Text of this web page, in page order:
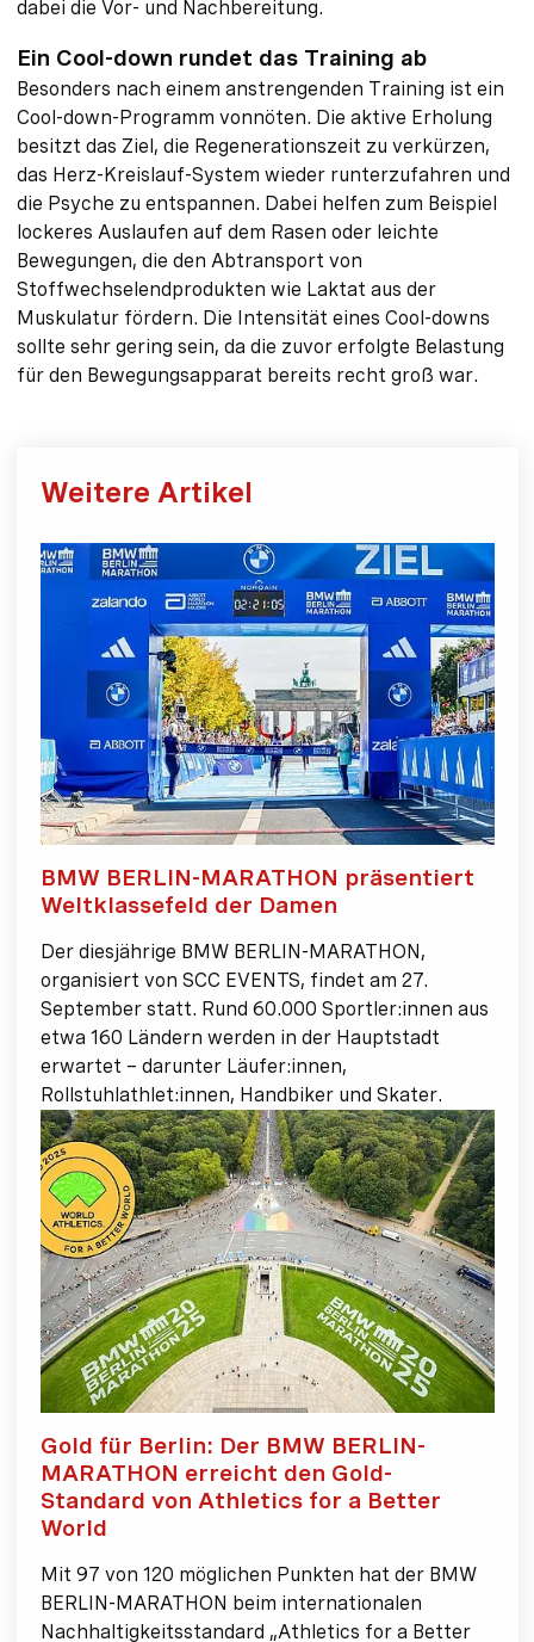
dabei die Vor- und Nachbereitung.
Ein Cool-down rundet das Training ab
Besonders nach einem anstrengenden Training ist ein
Cool-down-Programm vonnöten. Die aktive Erholung
besitzt das Ziel, die Regenerationszeit zu verkürzen,
das Herz-Kreislauf-System wieder runterzufahren und
die Psyche zu entspannen. Dabei helfen zum Beispiel
lockeres Auslaufen auf dem Rasen oder leichte
Bewegungen, die den Abtransport von
Stoffwechselendprodukten wie Laktat aus der
Muskulatur fördern. Die Intensität eines Cool-downs
sollte sehr gering sein, da die zuvor erfolgte Belastung
für den Bewegungsapparat bereits recht groß war.
Weitere Artikel
BMW BERLIN-MARATHON präsentiert
Weltklassefeld der Damen
Der diesjährige BMW BERLIN-MARATHON,
organisiert von SCC EVENTS, findet am 27.
September statt. Rund 60.000 Sportler:innen aus
etwa 160 Ländern werden in der Hauptstadt
erwartet – darunter Läufer:innen,
Rollstuhlathlet:innen, Handbiker und Skater.
Gold für Berlin: Der BMW BERLIN-
MARATHON erreicht den Gold-
Standard von Athletics for a Better
World
Mit 97 von 120 möglichen Punkten hat der BMW
BERLIN-MARATHON beim internationalen
Nachhaltigkeitsstandard „Athletics for a Better